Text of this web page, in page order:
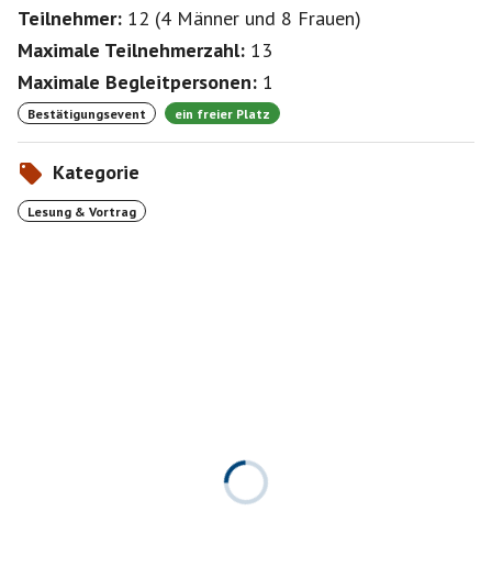
Teilnehmer: 12 (4 Männer und 8 Frauen)
Maximale Teilnehmerzahl: 13
Maximale Begleitpersonen: 1
Bestätigungsevent ein freier Platz
Kategorie
Lesung & Vortrag